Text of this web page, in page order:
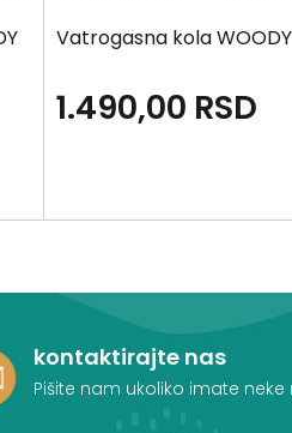
Vatrogasna kola WOODY
1.490,00 RSD
kontaktirajte nas
Pišite nam ukoliko imate